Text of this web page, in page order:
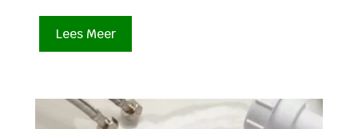
Lees Meer